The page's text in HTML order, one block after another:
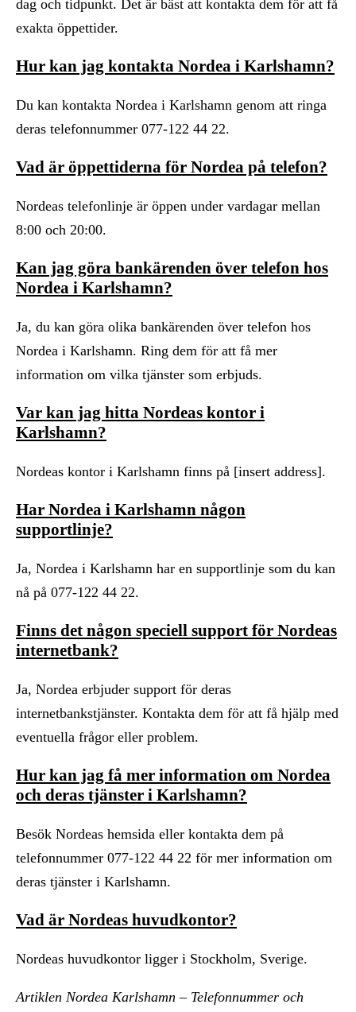
dag och tidpunkt. Det är bäst att kontakta dem för att få
exakta öppettider.
Hur kan jag kontakta Nordea i Karlshamn?
Du kan kontakta Nordea i Karlshamn genom att ringa
deras telefonnummer 077-122 44 22.
Vad är öppettiderna för Nordea på telefon?
Nordeas telefonlinje är öppen under vardagar mellan
8:00 och 20:00.
Kan jag göra bankärenden över telefon hos
Nordea i Karlshamn?
Ja, du kan göra olika bankärenden över telefon hos
Nordea i Karlshamn. Ring dem för att få mer
information om vilka tjänster som erbjuds.
Var kan jag hitta Nordeas kontor i
Karlshamn?
Nordeas kontor i Karlshamn finns på [insert address].
Har Nordea i Karlshamn någon
supportlinje?
Ja, Nordea i Karlshamn har en supportlinje som du kan
nå på 077-122 44 22.
Finns det någon speciell support för Nordeas
internetbank?
Ja, Nordea erbjuder support för deras
internetbankstjänster. Kontakta dem för att få hjälp med
eventuella frågor eller problem.
Hur kan jag få mer information om Nordea
och deras tjänster i Karlshamn?
Besök Nordeas hemsida eller kontakta dem på
telefonnummer 077-122 44 22 för mer information om
deras tjänster i Karlshamn.
Vad är Nordeas huvudkontor?
Nordeas huvudkontor ligger i Stockholm, Sverige.
Artiklen Nordea Karlshamn – Telefonnummer och